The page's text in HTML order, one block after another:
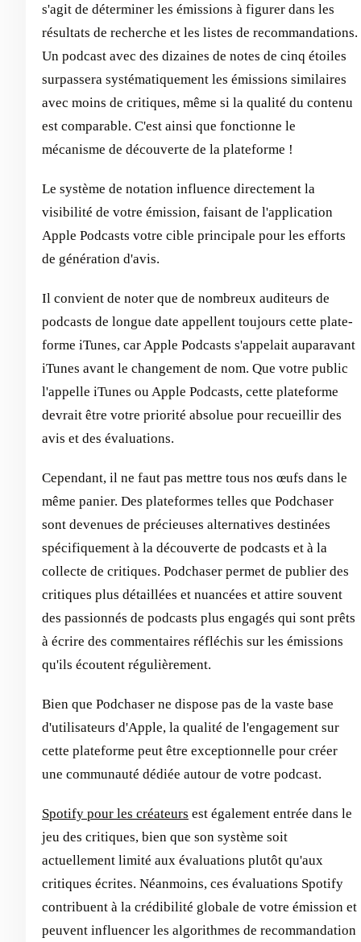
s'agit de déterminer les émissions à figurer dans les
résultats de recherche et les listes de recommandations.
Un podcast avec des dizaines de notes de cinq étoiles
surpassera systématiquement les émissions similaires
avec moins de critiques, même si la qualité du contenu
est comparable. C'est ainsi que fonctionne le
mécanisme de découverte de la plateforme !
Le système de notation influence directement la
visibilité de votre émission, faisant de l'application
Apple Podcasts votre cible principale pour les efforts
de génération d'avis.
Il convient de noter que de nombreux auditeurs de
podcasts de longue date appellent toujours cette plate-
forme iTunes, car Apple Podcasts s'appelait auparavant
iTunes avant le changement de nom. Que votre public
l'appelle iTunes ou Apple Podcasts, cette plateforme
devrait être votre priorité absolue pour recueillir des
avis et des évaluations.
Cependant, il ne faut pas mettre tous nos œufs dans le
même panier. Des plateformes telles que Podchaser
sont devenues de précieuses alternatives destinées
spécifiquement à la découverte de podcasts et à la
collecte de critiques. Podchaser permet de publier des
critiques plus détaillées et nuancées et attire souvent
des passionnés de podcasts plus engagés qui sont prêts
à écrire des commentaires réfléchis sur les émissions
qu'ils écoutent régulièrement.
Bien que Podchaser ne dispose pas de la vaste base
d'utilisateurs d'Apple, la qualité de l'engagement sur
cette plateforme peut être exceptionnelle pour créer
une communauté dédiée autour de votre podcast.
Spotify pour les créateurs est également entrée dans le
jeu des critiques, bien que son système soit
actuellement limité aux évaluations plutôt qu'aux
critiques écrites. Néanmoins, ces évaluations Spotify
contribuent à la crédibilité globale de votre émission et
peuvent influencer les algorithmes de recommandation